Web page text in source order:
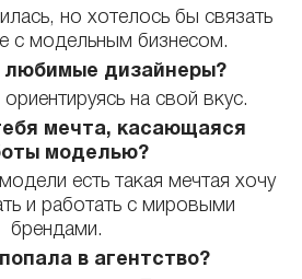
но хотелось бы связать
с модельным бизнесом.
любимые дизайнеры?
на свой вкус.
мечта, касающаяся
моделью?
есть такая мечтая хочу
и работать с мировыми
брендами.
в агентство?